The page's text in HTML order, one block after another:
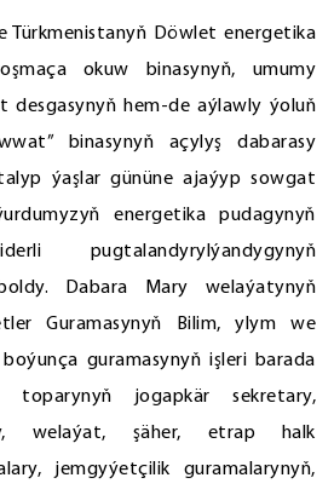
Türkmenistanyň Döwlet energetika
okuw binasynyň, umumy
desgasynyň hem-de aýlawly ýoluň
binasynyň açylyş dabarasy
ýaşlar gününe ajaýyp sowgat
energetika pudagynyň
pugtalandyrylýandygynyň
Dabara Mary welaýatynyň
Guramasynyň Bilim, ylym we
guramasynyň işleri barada
toparynyň jogapkär sekretary,
welaýat, şäher, etrap halk
jemgyýetçilik guramalarynyň,